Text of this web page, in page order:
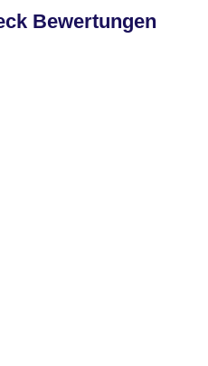
Bewertungen